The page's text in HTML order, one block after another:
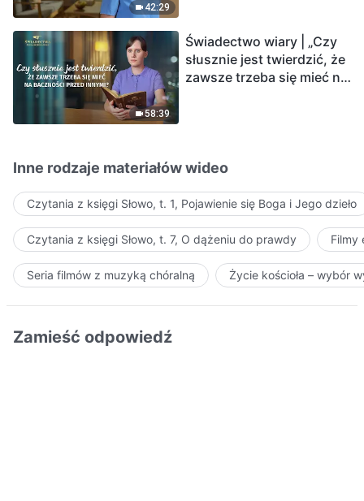
42:29
58:39
Świadectwo wiary | „Czy
słusznie jest twierdzić, że
zawsze trzeba się mieć na
Inne rodzaje materiałów wideo
Czytania z księgi Słowo, t. 1, Pojawienie się Boga i Jego dzieło
Czytania z księgi Słowo, t. 7, O dążeniu do prawdy Filmy
Seria filmów z muzyką chóralną Życie kościoła – wybór
Zamieść odpowiedź